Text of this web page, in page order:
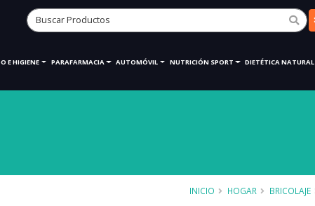
E HIGIENE PARAFARMACIA AUTOMÓVIL NUTRICIÓN SPORT DIETÉTICA NATURAL
INICIO HOGAR BRICOLAJE